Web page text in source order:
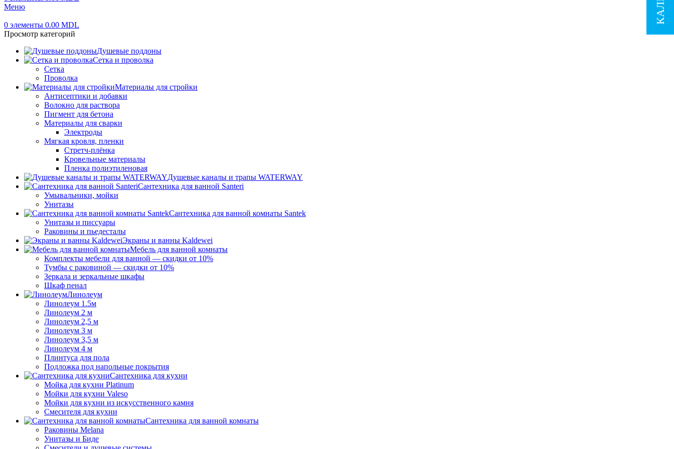
Меню
0 элементы 0.00 MDL
Просмотр категорий
Душевые поддоны
Сетка и проволка
Сетка
Проволка
Материалы для стройки
Антисептики и добавки
Волокно для раствора
Пигмент для бетона
Материалы для сварки
Электроды
Мягкая кровля, пленки
Стретч-плёнка
Кровельные материалы
Пленка полиэтиленовая
Душевые каналы и трапы WATERWAY
Сантехника для ванной Santeri
Умывальники, мойки
Унитазы
Сантехника для ванной комнаты Santek
Унитазы и писсуары
Раковины и пьедесталы
Экраны и ванны Kaldewei
Мебель для ванной комнаты
Комплекты мебели для ванной — скидки от 10%
Тумбы с раковиной — скидки от 10%
Зеркала и зеркальные шкафы
Шкаф пенал
Линолеум
Линолеум 1.5м
Линолеум 2 м
Линолеум 2,5 м
Линолеум 3 м
Линолеум 3,5 м
Линолеум 4 м
Плинтуса для пола
Подложка под напольные покрытия
Сантехника для кухни
Мойка для кухни Platinum
Мойки для кухни Valeso
Мойки для кухни из искусственного камня
Смесителя для кухни
Сантехника для ванной комнаты
Раковины Melana
Унитазы и Биде